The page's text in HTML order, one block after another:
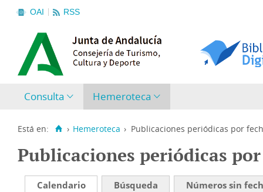
OAI RSS
Consulta Hemeroteca
Está en: › Hemeroteca › Publicaciones periódicas por
Publicaciones periódicas
Calendario Búsqueda
Números sin